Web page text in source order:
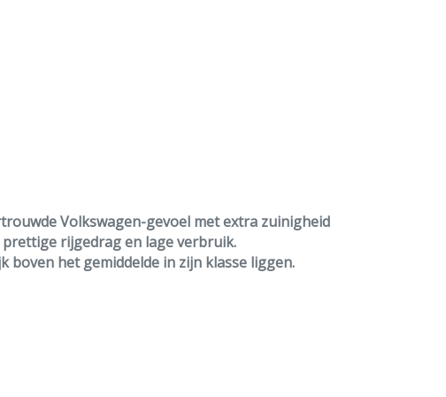
Volkswagen-gevoel metextra zuinigheid
rijgedrag en lage verbruik.
het gemiddelde in zijn klasse liggen.